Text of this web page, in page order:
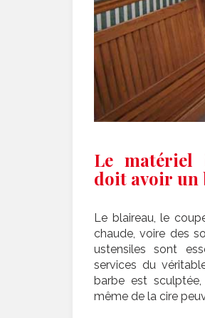
Le matériel
doit avoir un
Le blaireau, le
chaude, voire des
ustensiles sont
services du
barbe est
même de la cire